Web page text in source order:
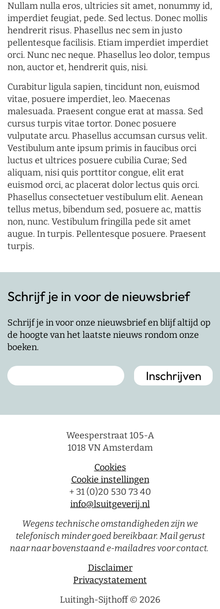
Nullam nulla eros, ultricies sit amet, nonummy id,
imperdiet feugiat, pede. Sed lectus. Donec mollis
hendrerit risus. Phasellus nec sem in justo
pellentesque facilisis. Etiam imperdiet imperdiet
orci. Nunc nec neque. Phasellus leo dolor, tempus
non, auctor et, hendrerit quis, nisi.
Curabitur ligula sapien, tincidunt non, euismod
vitae, posuere imperdiet, leo. Maecenas
malesuada. Praesent congue erat at massa. Sed
cursus turpis vitae tortor. Donec posuere
vulputate arcu. Phasellus accumsan cursus velit.
Vestibulum ante ipsum primis in faucibus orci
luctus et ultrices posuere cubilia Curae; Sed
aliquam, nisi quis porttitor congue, elit erat
euismod orci, ac placerat dolor lectus quis orci.
Phasellus consectetuer vestibulum elit. Aenean
tellus metus, bibendum sed, posuere ac, mattis
non, nunc. Vestibulum fringilla pede sit amet
augue. In turpis. Pellentesque posuere. Praesent
turpis.
Schrijf je in voor de nieuwsbrief
Schrijf je in voor onze nieuwsbrief en blijf altijd op
de hoogte van het laatste nieuws rondom onze
boeken.
Weesperstraat 105-A
1018 VN Amsterdam
Cookies
Cookie instellingen
+ 31 (0)20 530 73 40
info@lsuitgeverij.nl
Wegens technische omstandigheden zijn we
telefonisch minder goed bereikbaar. Mail gerust
naar naar bovenstaand e-mailadres voor contact.
Disclaimer
Privacystatement
Luitingh-Sijthoff © 2026